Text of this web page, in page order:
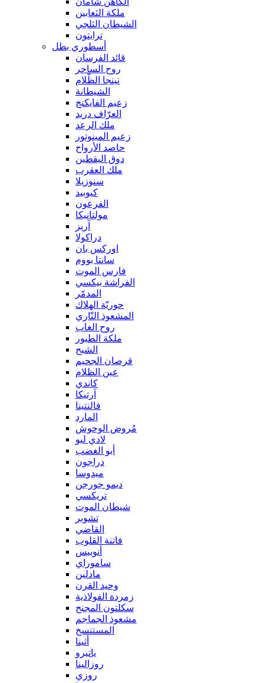
ملكة الثعابين
الشيطان الثلجي
ترايتون
أسطوري بطل
قائد الفرسان
روح الساحر
نينجا الظّلام
الشيطانة
زعيم الفايكنج
العرّاف دريد
ملك الرعد
زعيم المينوتور
حاصد الأرواح
دوق اليقطين
ملك العقرب
سنوزيلا
كيوبيد
الفرعون
مولتانيكا
آريز
دراكولا
اوركس بان
سانتا بووم
فارس الموت
الفراشة بيكسي
المدمّر
حوريّة الهلاك
المشعوذ النّاري
روح الغاب
ملكة الطيور
الشبح
قرصان الجحيم
عين الظلام
كاندي
آرتيكا
فالنتينا
المارد
مُروض الوحوش
لادي ليو
أبو الغضب
دراجون
ميدوسا
ديمو جورجن
تريكسي
شيطان الموت
تشوبر
القاضي
فاتنة القلوب
أنوبيس
ساموراي
مادلين
وحيد القرن
زمردة الفولاذية
سكلتون المجنح
مشعوذ الجماجم
المستنسخ
أثينا
ياتيرو
روزالينا
روزي